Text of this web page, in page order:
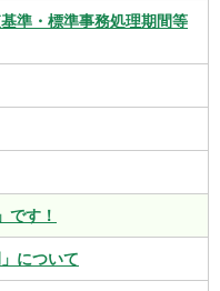
準・標準事務処理期間等
です！
について